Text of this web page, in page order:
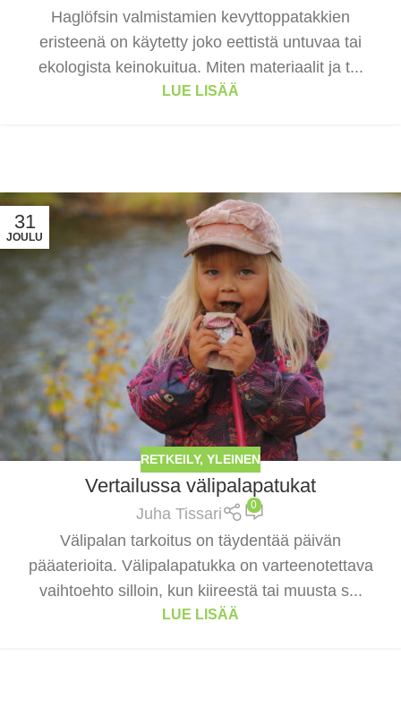
Haglöfsin valmistamien kevyttoppatakkien
eristeenä on käytetty joko eettistä untuvaa tai
ekologista keinokuitua. Miten materiaalit ja t...
LUE LISÄÄ
31
JOULU
RETKEILY, YLEINEN
Vertailussa välipalapatukat
Juha Tissari 0
Välipalan tarkoitus on täydentää päivän
pääaterioita. Välipalapatukka on varteenotettava
vaihtoehto silloin, kun kiireestä tai muusta s...
LUE LISÄÄ